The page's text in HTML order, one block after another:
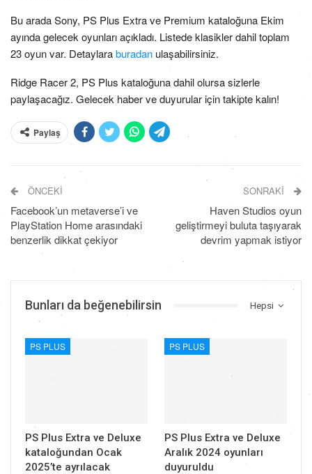
Bu arada Sony, PS Plus Extra ve Premium kataloğuna Ekim
ayında gelecek oyunları açıkladı. Listede klasikler dahil toplam
23 oyun var. Detaylaraburadan ulaşabilirsiniz.
Ridge Racer 2, PS Plus kataloğuna dahil olursa sizlerle
paylaşacağız. Gelecek haber ve duyurular için takipte kalın!
Paylaş
ÖNCEKI
Facebook’un metaverse’i ve
PlayStation Home arasındaki
benzerlik dikkat çekiyor
SONRAKI
Haven Studios oyun
geliştirmeyi buluta taşıyarak
devrim yapmak istiyor
Hepsi
Bunları da beğenebilirsin
PS PLUS
PS Plus Extra ve Deluxe
kataloğundan Ocak
2025’te ayrılacak
PS PLUS
PS Plus Extra ve Deluxe
Aralık 2024 oyunları
duyuruldu